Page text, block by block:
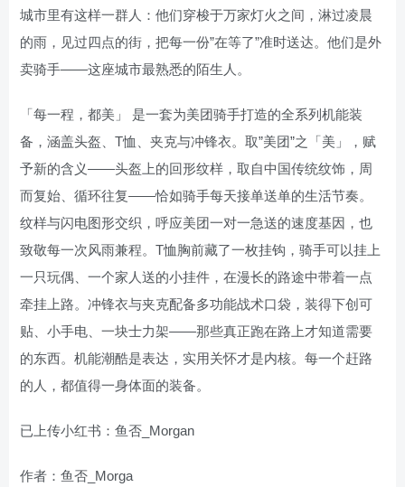
城市里有这样一群人：他们穿梭于万家灯火之间，淋过凌晨
的雨，见过四点的街，把每一份”在等了”准时送达。他们是外
卖骑手——这座城市最熟悉的陌生人。
「每一程，都美」 是一套为美团骑手打造的全系列机能装
备，涵盖头盔、T恤、夹克与冲锋衣。取”美团”之「美」，赋
予新的含义——头盔上的回形纹样，取自中国传统纹饰，周
而复始、循环往复——恰如骑手每天接单送单的生活节奏。
纹样与闪电图形交织，呼应美团一对一急送的速度基因，也
致敬每一次风雨兼程。T恤胸前藏了一枚挂钩，骑手可以挂上
一只玩偶、一个家人送的小挂件，在漫长的路途中带着一点
牵挂上路。冲锋衣与夹克配备多功能战术口袋，装得下创可
贴、小手电、一块士力架——那些真正跑在路上才知道需要
的东西。机能潮酷是表达，实用关怀才是内核。每一个赶路
的人，都值得一身体面的装备。
已上传小红书：鱼否_Morgan
作者：鱼否_Morga